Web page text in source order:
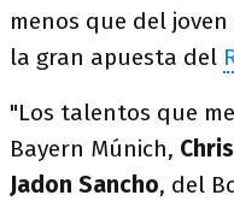
menos que del
la gran apuesta del
"Los talentos que
Bayern Múnich,
Jadon Sancho, del